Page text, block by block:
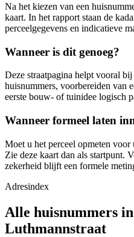
Na het kiezen van een
kaart. In het rapport staan de
perceelgegevens en indicatieve
Wanneer is dit genoeg?
Deze straatpagina helpt vooral
huisnummers, voorbereiden van
eerste bouw- of tuinidee logisch
Wanneer formeel laten
Moet u het perceel opmeten
Zie deze kaart dan als startpunt.
zekerheid blijft een formele
Adresindex
Alle huisnummers
Luthmannstraat